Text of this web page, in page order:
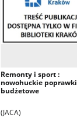
Remonty i sport :
nowohuckie poprawki
budżetowe
(JACA)